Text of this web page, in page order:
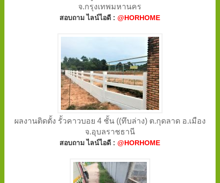
จ.กรุงเทพมหานคร
สอบถาม ไลน์ไอดี :@HORHOME
ผลงานติดตั้ง รั้วคาวบอย 4 ชั้น ((ทึบล่าง) ต.กุดลาด อ.เมือง
จ.อุบลราชธานี
สอบถาม ไลน์ไอดี :@HORHOME